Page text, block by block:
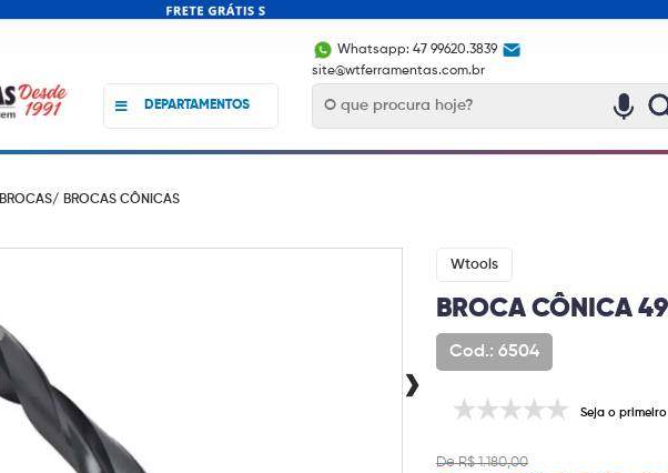
DEPARTAMENTOS
Whatsapp: 47 99620.3839
site@wtferramentas.com.br
BROCAS/ BROCAS CÔNICAS
›
Wtools
BROCA CÔNICA
Cod.: 6504
Seja o
De R$ 1.180,00